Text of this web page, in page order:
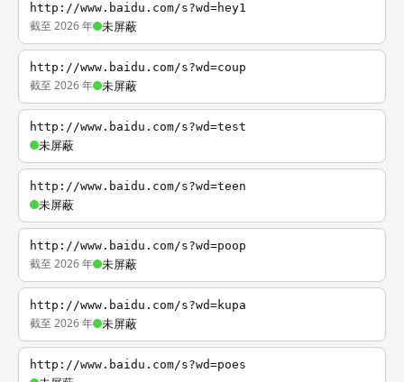
http://www.baidu.com/s?wd=hey1
截至 2026 年 未屏蔽
http://www.baidu.com/s?wd=coup
截至 2026 年 未屏蔽
http://www.baidu.com/s?wd=test
未屏蔽
http://www.baidu.com/s?wd=teen
未屏蔽
http://www.baidu.com/s?wd=poop
截至 2026 年 未屏蔽
http://www.baidu.com/s?wd=kupa
截至 2026 年 未屏蔽
http://www.baidu.com/s?wd=poes